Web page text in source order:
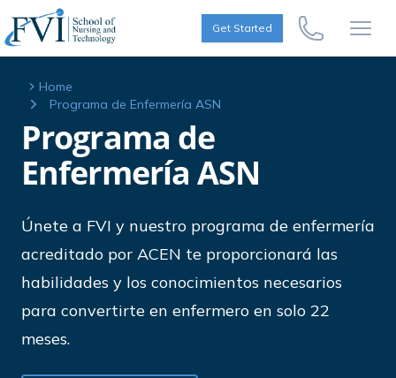
Skip to content
FVI School of Nursing
Get Started
Call Us Now
Home
Programa de Enfermería ASN
Programa de
Enfermería ASN
Únete a FVI y nuestro programa de enfermería
acreditado por ACEN te proporcionará las
habilidades y los conocimientos necesarios
para convertirte en enfermero en solo 22
meses.